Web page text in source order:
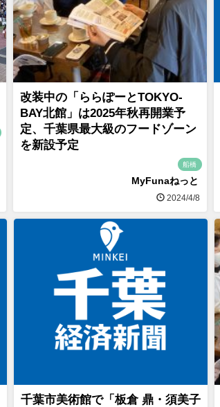
改装中の「ららぽーとTOKYO-
BAY北館」は2025年秋再開業予
定、千葉県最大級のフードゾーン
を新設予定
船橋
MyFunaねっと
2024/4/8
千葉市美術館で「板倉 鼎・須美子